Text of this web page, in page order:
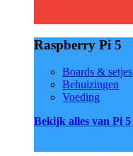
Raspberry Pi 5
Boards & setjes
Behuizingen
Voeding
Bekijk alles van Pi 5